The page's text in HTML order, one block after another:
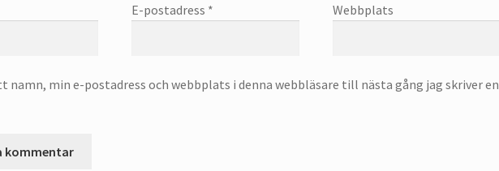
E-postadress * Webbplats
namn, min e-postadress och webbplats i denna webbläsare till nästa gång jag skriver en